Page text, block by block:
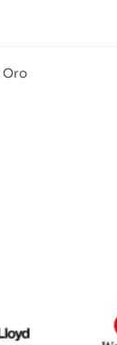
Oro